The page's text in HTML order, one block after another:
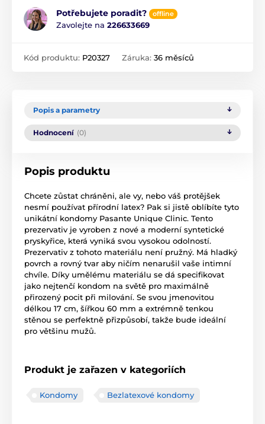
Potřebujete poradit? offline
Zavolejte na 226633669
Kód produktu: P20327 Záruka: 36 měsíců
Popis a parametry
Hodnocení (0)
Popis produktu
Chcete zůstat chráněni, ale vy, nebo váš protějšek
nesmí používat přírodní latex? Pak si jistě oblíbíte tyto
unikátní kondomy Pasante Unique Clinic. Tento
prezervativ je vyroben z nové a moderní syntetické
pryskyřice, která vyniká svou vysokou odolností.
Prezervativ z tohoto materiálu není pružný. Má hladký
povrch a rovný tvar aby ničím nenarušil vaše intimní
chvíle. Díky umělému materiálu se dá specifikovat
jako nejtenčí kondom na světě pro maximálně
přirozený pocit při milování. Se svou jmenovitou
délkou 17 cm, šířkou 60 mm a extrémně tenkou
stěnou se perfektně přizpůsobí, takže bude ideální
pro většinu mužů.
Produkt je zařazen v kategoriích
Kondomy Bezlatexové kondomy